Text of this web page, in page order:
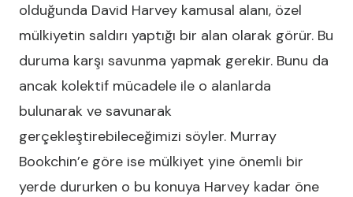
olduğunda David Harvey kamusal alanı, özel
mülkiyetin saldırı yaptığı bir alan olarak görür. Bu
duruma karşı savunma yapmak gerekir. Bunu da
ancak kolektif mücadele ile o alanlarda
bulunarak ve savunarak
gerçekleştirebileceğimizi söyler. Murray
Bookchin’e göre ise mülkiyet yine önemli bir
yerde dururken o bu konuya Harvey kadar öne